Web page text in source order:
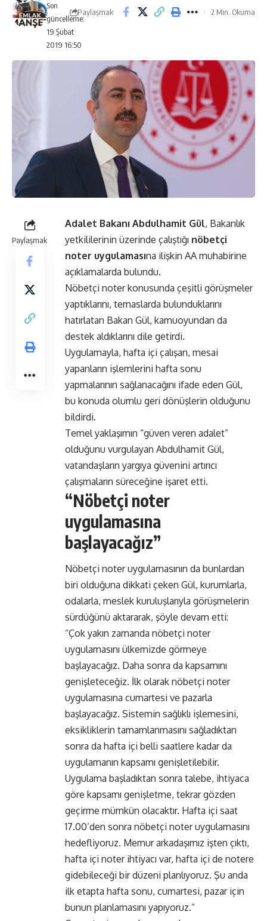
Son
güncelleme:
19 Şubat
2019 16:50
Paylaşmak 2 Min. Okuma
Paylaşmak
Adalet Bakanı Abdulhamit Gül, Bakanlık
yetkililerinin üzerinde çalıştığı nöbetçi
noter uygulamasına ilişkin AA muhabirine
açıklamalarda bulundu.
Nöbetçi noter konusunda çeşitli görüşmeler
yaptıklarını, temaslarda bulunduklarını
hatırlatan Bakan Gül, kamuoyundan da
destek aldıklarını dile getirdi.
Uygulamayla, hafta içi çalışan, mesai
yapanların işlemlerini hafta sonu
yapmalarının sağlanacağını ifade eden Gül,
bu konuda olumlu geri dönüşlerin olduğunu
bildirdi.
Temel yaklaşımın “güven veren adalet”
olduğunu vurgulayan Abdulhamit Gül,
vatandaşların yargıya güvenini artırıcı
çalışmaların süreceğine işaret etti.
“Nöbetçi noter
uygulamasına
başlayacağız”
Nöbetçi noter uygulamasının da bunlardan
biri olduğuna dikkati çeken Gül, kurumlarla,
odalarla, meslek kuruluşlarıyla görüşmelerin
sürdüğünü aktararak, şöyle devam etti:
“Çok yakın zamanda nöbetçi noter
uygulamasını ülkemizde görmeye
başlayacağız. Daha sonra da kapsamını
genişleteceğiz. İlk olarak nöbetçi noter
uygulamasına cumartesi ve pazarla
başlayacağız. Sistemin sağlıklı işlemesini,
eksikliklerin tamamlanmasını sağladıktan
sonra da hafta içi belli saatlere kadar da
uygulamanın kapsamı genişletilebilir.
Uygulama başladıktan sonra talebe, ihtiyaca
göre kapsamı genişletme, tekrar gözden
geçirme mümkün olacaktır. Hafta içi saat
17.00’den sonra nöbetçi noter uygulamasını
hedefliyoruz. Memur arkadaşımız işten çıktı,
hafta içi noter ihtiyacı var, hafta içi de notere
gidebileceği bir düzeni planlıyoruz. Şu anda
ilk etapta hafta sonu, cumartesi, pazar için
bunun planlamasını yapıyoruz.”